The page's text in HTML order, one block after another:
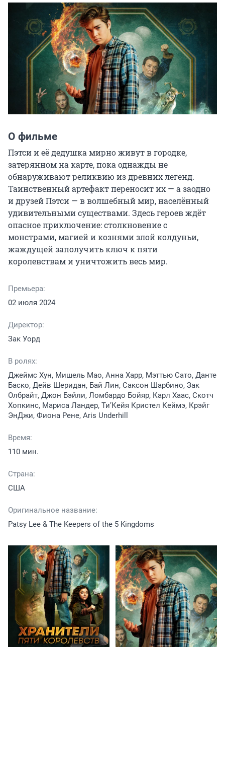
О фильме
Пэтси и её дедушка мирно живут в городке,
затерянном на карте, пока однажды не
обнаруживают реликвию из древних легенд.
Таинственный артефакт переносит их — а заодно
и друзей Пэтси — в волшебный мир, населённый
удивительными существами. Здесь героев ждёт
опасное приключение: столкновение с
монстрами, магией и кознями злой колдуньи,
жаждущей заполучить ключ к пяти
королевствам и уничтожить весь мир.
Премьера:
02 июля 2024
Директор:
Зак Уорд
В ролях:
Джеймс Хун, Мишель Мао, Анна Харр, Мэттью Сато, Данте
Баско, Дейв Шеридан, Бай Лин, Саксон Шарбино, Зак
Олбрайт, Джон Бэйли, Ломбардо Бойяр, Карл Хаас, Скотч
Хопкинс, Мариса Ландер, Ти’Кейя Кристел Кеймэ, Крэйг
ЭнДжи, Фиона Рене, Aris Underhill
Время:
110 мин.
Страна:
США
Оригинальное название:
Patsy Lee & The Keepers of the 5 Kingdoms